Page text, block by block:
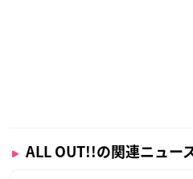
ALL OUT!!の関連ニュー